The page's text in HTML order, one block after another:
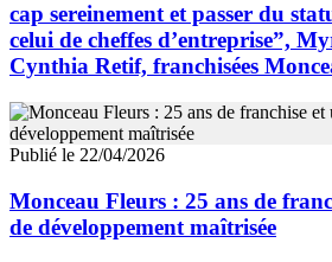
cap sereinement et passer du
celui de cheffes d’entreprise”,
Cynthia Retif, franchisées
Publié le 22/04/2026
Monceau Fleurs : 25 ans de
de développement maîtrisée